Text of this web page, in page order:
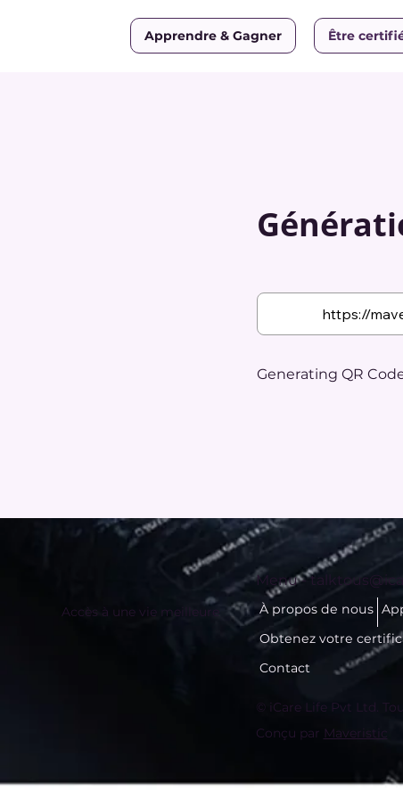
Apprendre & Gagner Être
Generating QR
Accès à une vie meilleure
Menu -
À propos de nous
Obtenez votre
Contact
© iCare Life Pvt Ltd.
Conçu par Maveristic